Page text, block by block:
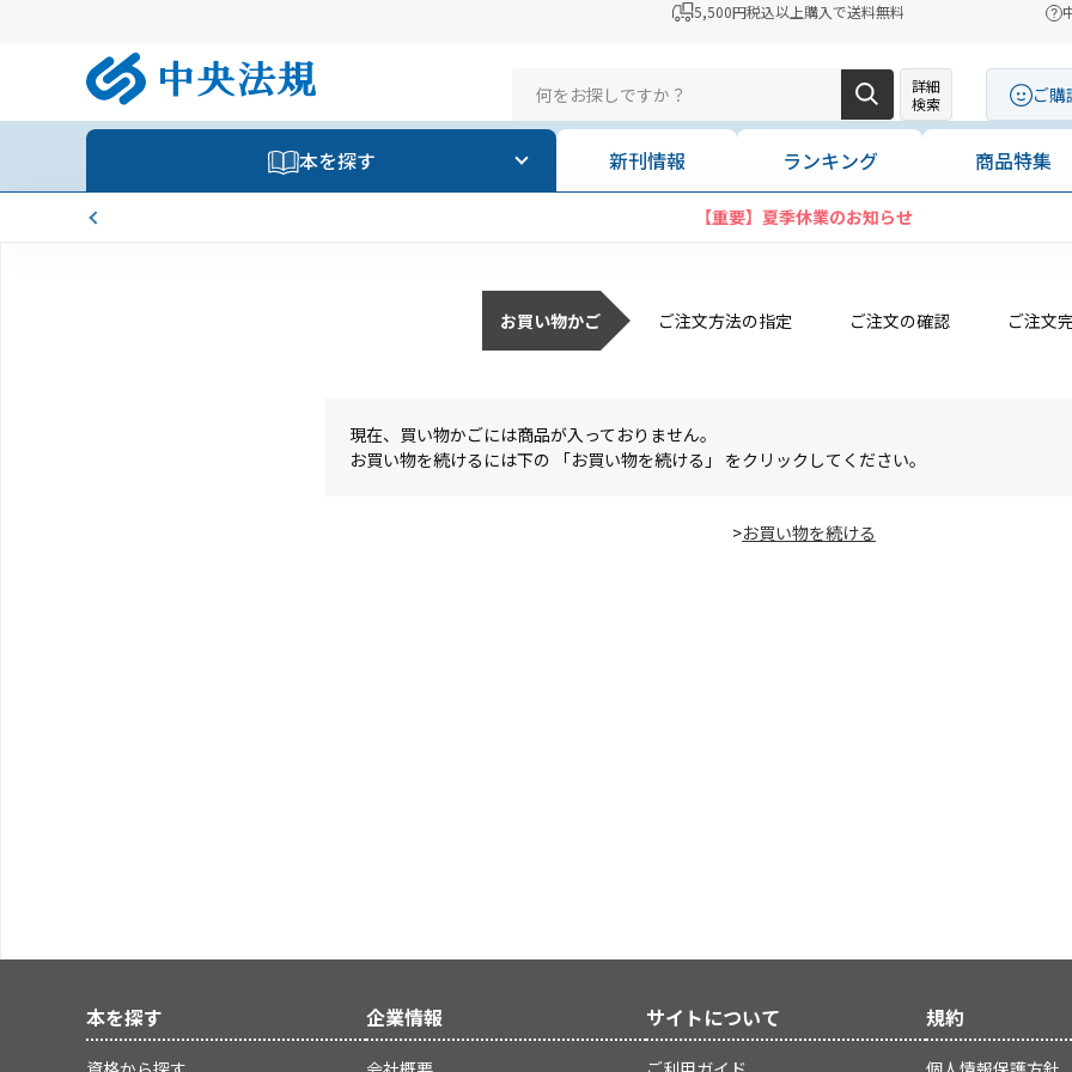
5,500円税込以上購入で送料無料
詳細
検索
ご
本を探す 新刊情報 ランキング 商品特集
【重要】夏季休業のお知らせ
お買い物かご ご注文方法の指定 ご注文の確認 ご注文
現在、買い物かごには商品が入っておりません。
お買い物を続けるには下の 「お買い物を続ける」 をクリックしてください。
>
本を探す 企業情報 サイトについて 規約